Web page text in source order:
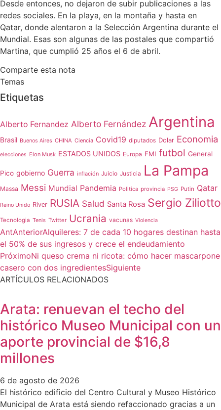
Desde entonces, no dejaron de subir publicaciones a las
redes sociales. En la playa, en la montaña y hasta en
Qatar, donde alentaron a la Selección Argentina durante el
Mundial. Esas son algunas de las postales que compartió
Martina, que cumplió 25 años el 6 de abril.
Comparte esta nota
Temas
Etiquetas
Alberto Fernandez Alberto Fernández Argentina
Brasil Buenos Aires CHINA Ciencia Covid19 diputados Dolar Economia
elecciones Elon Musk ESTADOS UNIDOS Europa FMI futbol General
Pico gobierno Guerra inflación Juicio Justicia La Pampa
Massa Messi Mundial Pandemia Politica provincia PSG Putin Qatar
Reino Unido River RUSIA Salud Santa Rosa Sergio Ziliotto
Tecnologia Tenis Twitter Ucrania vacunas Violencia
AntAnteriorAlquileres: 7 de cada 10 hogares destinan hasta
el 50% de sus ingresos y crece el endeudamiento
PróximoNi queso crema ni ricota: cómo hacer mascarpone
casero con dos ingredientesSiguiente
ARTÍCULOS RELACIONADOS
Arata: renuevan el techo del
histórico Museo Municipal con un
aporte provincial de $16,8
millones
6 de agosto de 2026
El histórico edificio del Centro Cultural y Museo Histórico
Municipal de Arata está siendo refaccionado gracias a un